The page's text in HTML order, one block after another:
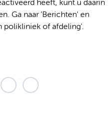
heeft, kunt u daarin
Ga naar 'Berichten' en
polikliniek of afdeling'.